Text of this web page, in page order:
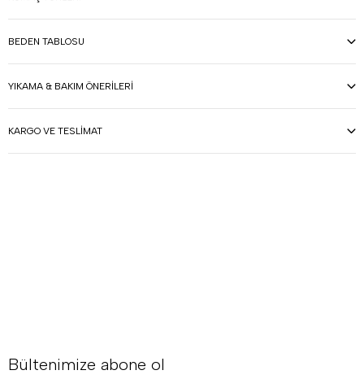
BEDEN TABLOSU
YIKAMA & BAKIM ÖNERILERI
KARGO VE TESLIMAT
Bültenimize abone ol